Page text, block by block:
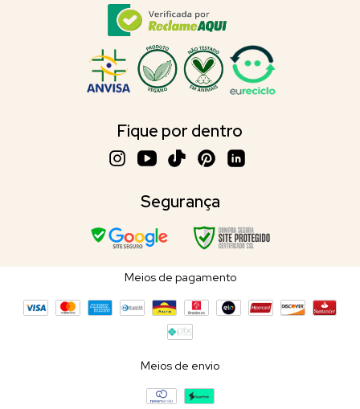
Fique por dentro
Segurança
Meios de pagamento
Meios de envio